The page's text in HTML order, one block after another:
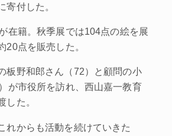
寄付した。
在籍。秋季展では104点の絵を展
20点を販売した。
板野和郎さん（72）と顧問の小
が市役所を訪れ、西山嘉一教育
した。
れからも活動を続けていきた